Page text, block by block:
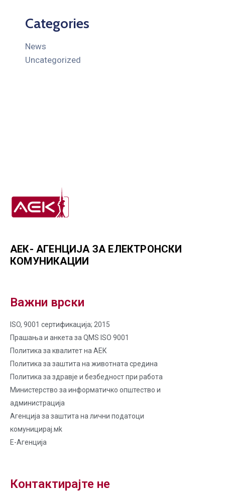
Categories
News
Uncategorized
АЕК- АГЕНЦИЈА ЗА ЕЛЕКТРОНСКИ
КОМУНИКАЦИИ
Важни врски
ISO, 9001 сертификација; 2015
Прашања и анкета за QMS ISO 9001
Политика за квалитет на AЕК
Политика за заштита на животната средина
Политика за здравје и безбедност при работа
Министерство за информатичко општество и
администрација
Агенција за заштита на лични податоци
комуницирај.мk
Е-Агенција
Контактирајте не